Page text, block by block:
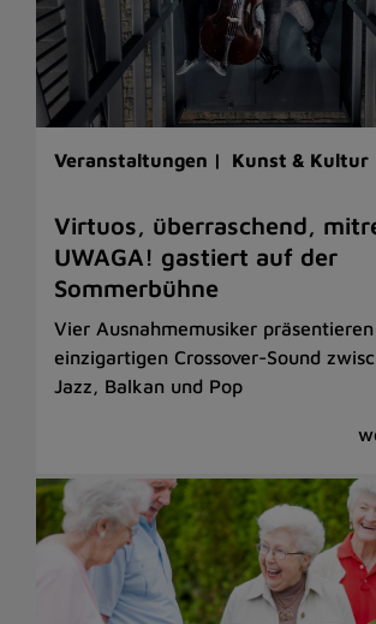
Veranstaltungen | Kunst & Kultur
Virtuos, überraschend,
UWAGA! gastiert auf der
Sommerbühne
Vier Ausnahmemusiker
einzigartigen Crossover-Sound
Jazz, Balkan und Pop